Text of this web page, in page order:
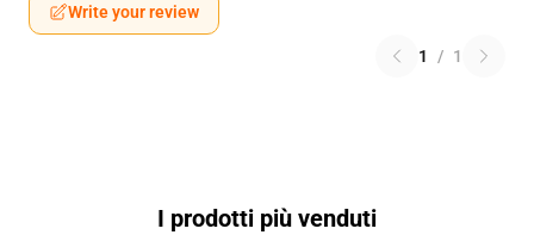
Write your review
1 / 1
I prodotti più venduti